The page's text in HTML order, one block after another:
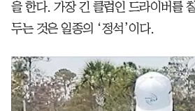
을 한다. 가장 긴 클럽인 드라이버를
두는 것은 일종의 ‘정석’이다.